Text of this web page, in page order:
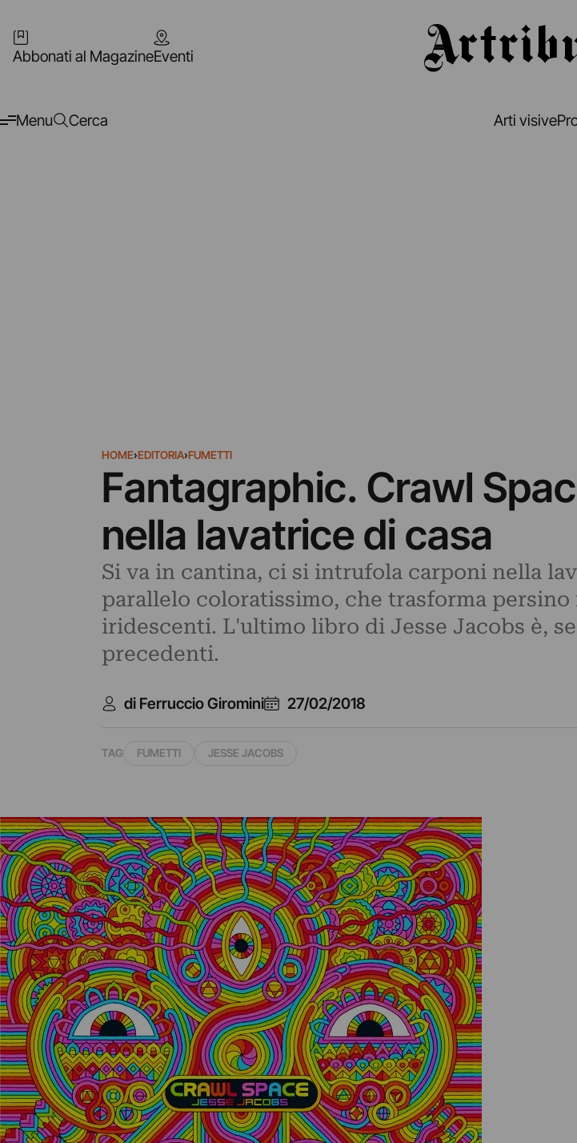
Abbonati al MagazineEventi
Menu Cerca Arti visive
HOME›EDITORIA›FUMETTI
Fantagraphic. Crawl
nella lavatrice di casa
Si va in cantina, ci si intrufola carponi nella
parallelo coloratissimo, che trasforma
iridescenti. L'ultimo libro di Jesse Jacobs è,
precedenti.
di Ferruccio Giromini 27/02/2018
TAG FUMETTI JESSE JACOBS